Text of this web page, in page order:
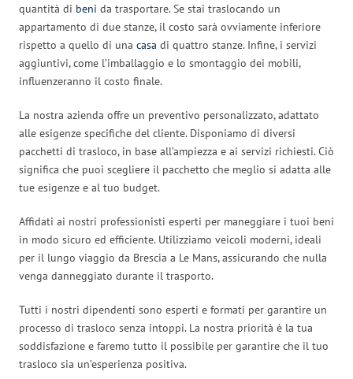
quantità di beni da trasportare. Se stai traslocando un
appartamento di due stanze, il costo sarà ovviamente inferiore
rispetto a quello di una casa di quattro stanze. Infine, i servizi
aggiuntivi, come l’imballaggio e lo smontaggio dei mobili,
influenzeranno il costo finale.
La nostra azienda offre un preventivo personalizzato, adattato
alle esigenze specifiche del cliente. Disponiamo di diversi
pacchetti di trasloco, in base all’ampiezza e ai servizi richiesti. Ciò
significa che puoi scegliere il pacchetto che meglio si adatta alle
tue esigenze e al tuo budget.
Affidati ai nostri professionisti esperti per maneggiare i tuoi beni
in modo sicuro ed efficiente. Utilizziamo veicoli moderni, ideali
per il lungo viaggio da Brescia a Le Mans, assicurando che nulla
venga danneggiato durante il trasporto.
Tutti i nostri dipendenti sono esperti e formati per garantire un
processo di trasloco senza intoppi. La nostra priorità è la tua
soddisfazione e faremo tutto il possibile per garantire che il tuo
trasloco sia un’esperienza positiva.